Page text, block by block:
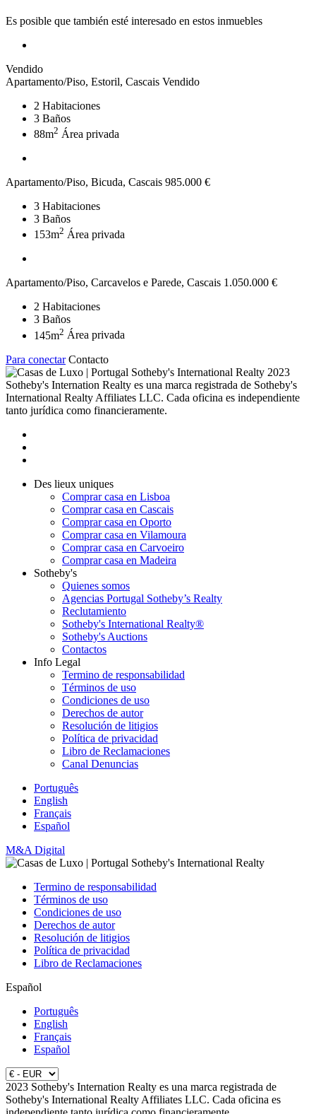
Es posible que también esté interesado en estos inmuebles
Vendido
Apartamento/Piso, Estoril, Cascais Vendido
2 Habitaciones
3 Baños
88m2 Área privada
Apartamento/Piso, Bicuda, Cascais 985.000 €
3 Habitaciones
3 Baños
153m2 Área privada
Apartamento/Piso, Carcavelos e Parede, Cascais 1.050.000 €
2 Habitaciones
3 Baños
145m2 Área privada
Para conectar Contacto
2023
Sotheby's Internation Realty es una marca registrada de Sotheby's
International Realty Affiliates LLC. Cada oficina es independiente
tanto jurídica como financieramente.
Des lieux uniques
Comprar casa en Lisboa
Comprar casa en Cascais
Comprar casa en Oporto
Comprar casa en Vilamoura
Comprar casa en Carvoeiro
Comprar casa en Madeira
Sotheby's
Quienes somos
Agencias Portugal Sotheby’s Realty
Reclutamiento
Sotheby's International Realty®
Sotheby's Auctions
Contactos
Info Legal
Termino de responsabilidad
Términos de uso
Condiciones de uso
Derechos de autor
Resolución de litigios
Política de privacidad
Libro de Reclamaciones
Canal Denuncias
Português
English
Français
Español
M&A Digital
Termino de responsabilidad
Términos de uso
Condiciones de uso
Derechos de autor
Resolución de litigios
Política de privacidad
Libro de Reclamaciones
Español
Português
English
Français
Español
2023 Sotheby's Internation Realty es una marca registrada de
Sotheby's International Realty Affiliates LLC. Cada oficina es